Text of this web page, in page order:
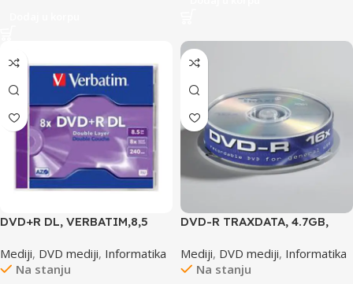
DVD+R DL, VERBATIM,8,5
Mediji, DVD mediji, Informatika
Na stanju
DVD-R TRAXDATA, 4.7GB,
Mediji, DVD mediji, Informatika
Na stanju